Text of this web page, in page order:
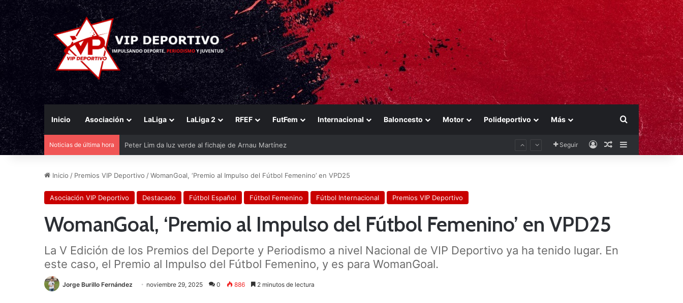
Inicio Asociación LaLiga LaLiga 2 RFEF FutFem Internacional Baloncesto Motor Polideportivo Más Buscar por
Noticias de última hora
El Eldense mira a las canteras para reforzarse
Seguir AccesoPublicación al
Barra lateral
Inicio / Premios VIP Deportivo /WomanGoal, ‘Premio al Impulso del Fútbol Femenino’ en VPD25
Asociación VIP Deportivo Destacado Fútbol Español Fútbol Femenino Fútbol Internacional Premios VIP Deportivo
WomanGoal, ‘Premio al Impulso del Fútbol Femenino’ en VPD25
La V Edición de los Premios del Deporte y Periodismo a nivel Nacional de VIP Deportivo ya ha tenido lugar. En
este caso, el Premio al Impulso del Fútbol Femenino, y es para WomanGoal.
Jorge Burillo Fernández noviembre 29, 2025 0 886 2 minutos de lectura